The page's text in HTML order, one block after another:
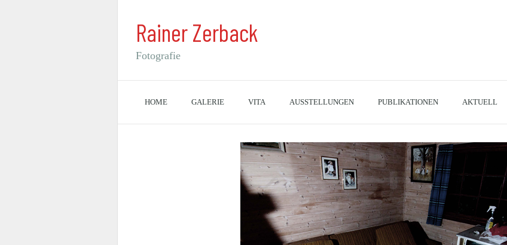
Rainer Zerback
Fotografie
HOME GALERIE VITA AUSSTELLUNGEN PUBLIKATIONEN AKTUELL